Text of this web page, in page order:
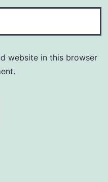
website in this browser